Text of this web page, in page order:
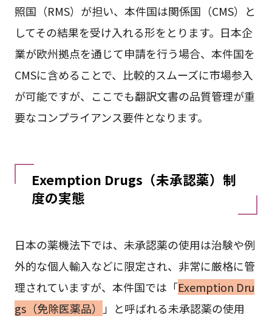
照国（RMS）が担い、本件国は関係国（CMS）と
してその結果を受け入れる形をとります。日本企
業が欧州拠点を通じて申請を行う場合、本件国を
CMSに含めることで、比較的スムーズに市場参入
が可能ですが、ここでも翻訳文書の品質管理が重
要なコンプライアンス要件となります。
Exemption Drugs（未承認薬）制
度の実態
日本の薬機法下では、未承認薬の使用は治験や例
外的な個人輸入などに限定され、非常に厳格に管
理されていますが、本件国では「Exemption Dru
gs（免除医薬品） 」と呼ばれる未承認薬の使用